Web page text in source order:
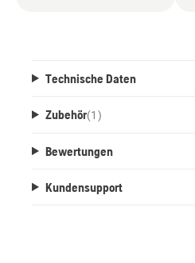
Technische Daten
Zubehör(1 )
Bewertungen
Kundensupport